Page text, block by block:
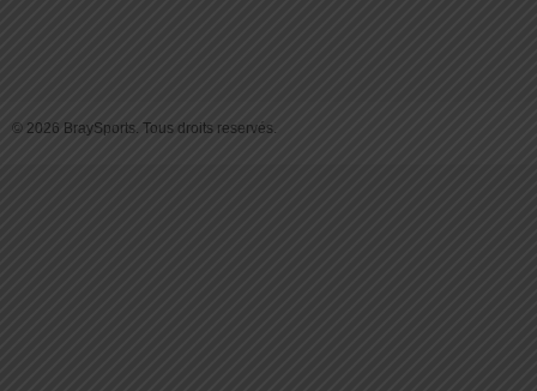
© 2026 BraySports. Tous droits reservés.